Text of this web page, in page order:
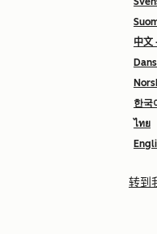
中文
한국
ไทย
转到